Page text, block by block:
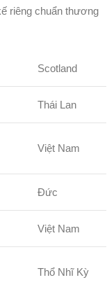
riêng chuẩn thương
Scotland
Thái Lan
Việt Nam
Đức
Việt Nam
Thổ Nhĩ Kỳ